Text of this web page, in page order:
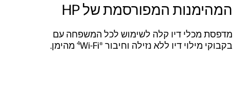
המהימנות המפורסמת של HP
מדפסת מכלי דיו קלה לשימוש לכל המשפחה עם
בקבוקי מילוי דיו ללא נזילה וחיבור ®Wi-Fi‏
4 מהימן.